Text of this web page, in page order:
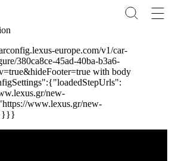
europe.com/v1/car-
380ca8ce-45ad-40ba-b3a6-
with body
new-
www.lexus.gr/new-